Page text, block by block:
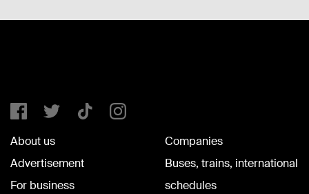
About us
Advertisement
For business
Companies
Buses, trains, international
schedules